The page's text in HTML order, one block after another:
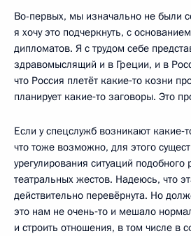
Во-первых, мы изначально не были
я хочу это подчеркнуть, с
дипломатов. Я с трудом себе
здравомыслящий и в Греции, и в
что Россия плетёт какие‑то козни
планирует какие‑то заговоры. Это
Если у спецслужб возникают
что тоже возможно, для этого
урегулирования ситуаций подобного
театральных жестов. Надеюсь, что
действительно перевёрнута. Но
это нам не очень‑то и мешало
и строить отношения, в том числе в